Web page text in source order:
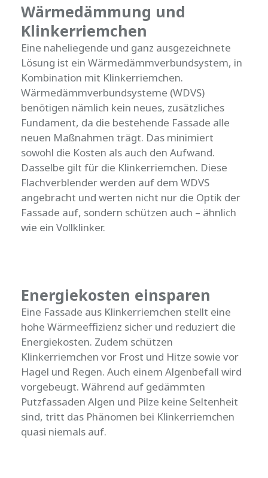
Wärmedämmung und
Klinkerriemchen
Eine naheliegende und ganz ausgezeichnete
Lösung ist ein Wärmedämmverbundsystem, in
Kombination mit Klinkerriemchen.
Wärmedämmverbundsysteme (WDVS)
benötigen nämlich kein neues, zusätzliches
Fundament, da die bestehende Fassade alle
neuen Maßnahmen trägt. Das minimiert
sowohl die Kosten als auch den Aufwand.
Dasselbe gilt für die Klinkerriemchen. Diese
Flachverblender werden auf dem WDVS
angebracht und werten nicht nur die Optik der
Fassade auf, sondern schützen auch – ähnlich
wie ein Vollklinker.
Energiekosten einsparen
Eine Fassade aus Klinkerriemchen stellt eine
hohe Wärmeeffizienz sicher und reduziert die
Energiekosten. Zudem schützen
Klinkerriemchen vor Frost und Hitze sowie vor
Hagel und Regen. Auch einem Algenbefall wird
vorgebeugt. Während auf gedämmten
Putzfassaden Algen und Pilze keine Seltenheit
sind, tritt das Phänomen bei Klinkerriemchen
quasi niemals auf.